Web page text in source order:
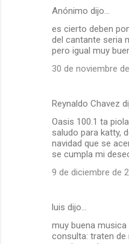
Anónimo dijo…
es cierto deben
del cantante seria
pero igual muy
30 de noviembre
Reynaldo Chavez
Oasis 100.1 ta
saludo para katty,
navidad que se
se cumpla mi
9 de diciembre de
luis dijo…
muy buena
consulta: traten